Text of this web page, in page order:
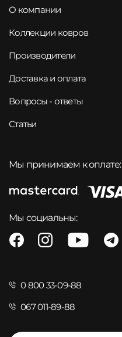
О компании
Коллекции ковров
Производители
Доставка и оплата
Вопросы - ответы
Статьи
Мы принимаем к оплате:
Мы социальны:
0 800 33-09-88
067 011-89-88